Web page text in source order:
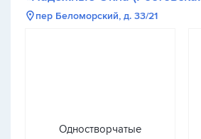
пер Беломорский, д. 33/21
Одностворчатые